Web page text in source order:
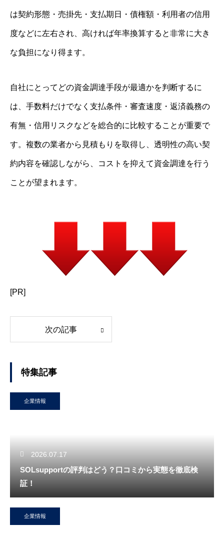
は契約形態・売掛先・支払期日・債権額・利用者の信用
度などに左右され、高ければ年率換算すると非常に大き
な負担になり得ます。
自社にとってどの資金調達手段が最適かを判断するに
は、手数料だけでなく支払条件・審査速度・返済義務の
有無・信用リスクなどを総合的に比較することが重要で
す。複数の業者から見積もりを取得し、透明性の高い契
約内容を確認しながら、コストを抑えて資金調達を行う
ことが望まれます。
[PR]
次の記事
特集記事
企業情報
2026.07.17
SOLsupportの評判はどう？口コミから実態を徹底検
証！
企業情報